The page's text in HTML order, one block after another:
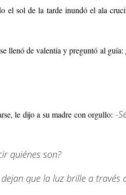
el sol de la tarde inundó el ala
llenó de valentía y preguntó al guía:
le dijo a su madre con orgullo: -
quiénes son?
que la luz brille a través